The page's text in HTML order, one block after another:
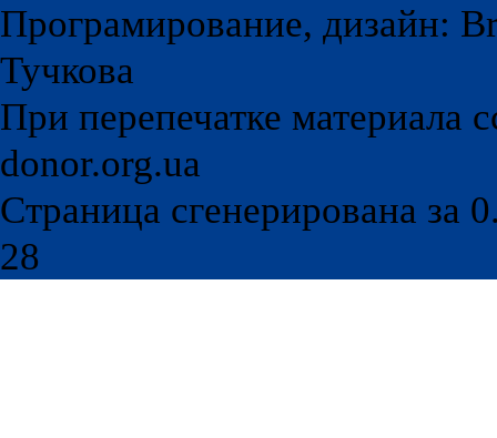
Програмирование, дизайн:
Тучкова
При перепечатке материала
donor.org.ua
Страница сгенерирована за
28